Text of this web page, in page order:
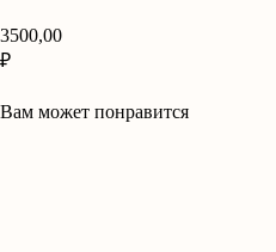
3500,00
₽
Вам может понравится